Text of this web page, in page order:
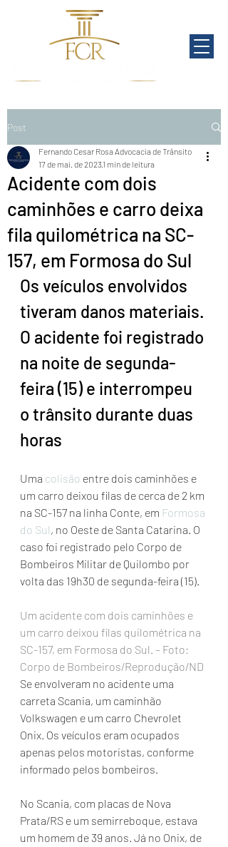
Post
Acidente com dois
caminhões e carro deixa
fila quilométrica na SC-
157, em Formosa do Sul
Fernando Cesar Rosa Advocacia de Trânsito
17 de mai. de 2023 1 min de leitura
Os veículos envolvidos
tiveram danos materiais.
O acidente foi registrado
na noite de segunda-
feira (15) e interrompeu
o trânsito durante duas
horas
Uma colisão entre dois caminhões e
um carro deixou filas de cerca de 2 km
na SC-157 na linha Conte, em Formosa
do Sul, no Oeste de Santa Catarina. O
caso foi registrado pelo Corpo de
Bombeiros Militar de Quilombo por
volta das 19h30 de segunda-feira (15).
Um acidente com dois caminhões e
um carro deixou filas quilométrica na
SC-157, em Formosa do Sul. – Foto:
Corpo de Bombeiros/Reprodução/ND
Se envolveram no acidente uma
carreta Scania, um caminhão
Volkswagen e um carro Chevrolet
Onix. Os veículos eram ocupados
apenas pelos motoristas, conforme
informado pelos bombeiros.
No Scania, com placas de Nova
Prata/RS e um semirreboque, estava
um homem de 39 anos. Já no Onix, de